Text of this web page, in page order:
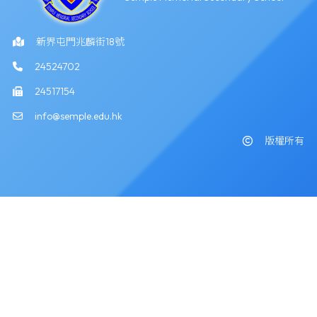
新界屯門兆麟街18號
24524702
24517154
info@semple.edu.hk
版權所有